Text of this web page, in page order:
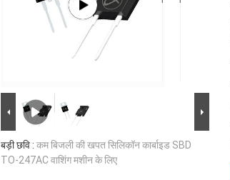
बड़ी छवि : कम बिजली की खपत सिलिकॉन कार्बाइड SBD
TO-247AC वाशिंग मशीन के लिए